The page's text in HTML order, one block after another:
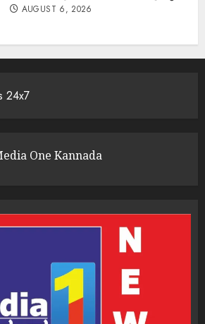
AUGUST 6, 2026
24x7
One Kannada